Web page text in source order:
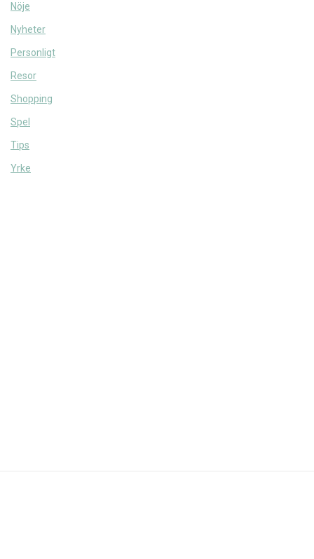
Nöje
Nyheter
Personligt
Resor
Shopping
Spel
Tips
Yrke